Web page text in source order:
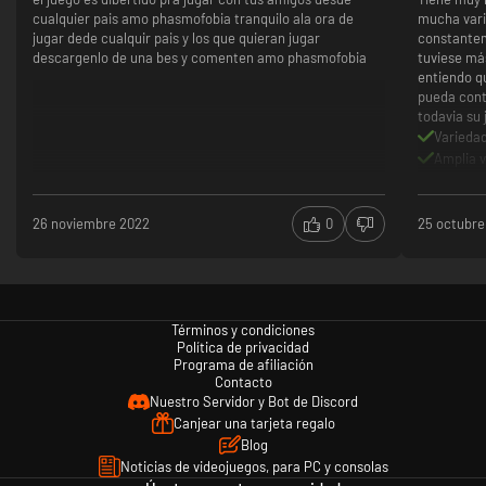
co-op horror where teamwork is key to your success.
Play together:Phasmophobia supports all players together, play
with your friends with any combination of input types.
cualquier pais amo phasmofobia tranquilo ala ora de
jugar dede cualquir pais y los que quieran jugar
descargenlo de una bes y comenten amo phasmofobia
26 noviembre 2022 0
mucha
tuviese
entiendo
pueda
todavia su
Amplia
Los
Los
25
Términos y condiciones
Política de privacidad
Programa de afiliación
Contacto
Nuestro Servidor y Bot de Discord
Canjear una tarjeta regalo
Blog
Noticias de videojuegos, para PC y consolas